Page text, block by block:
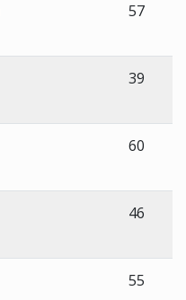
57
39
60
46
55